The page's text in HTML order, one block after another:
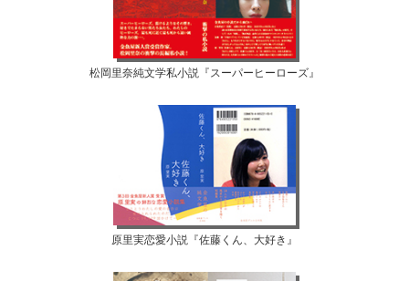
松岡里奈純文学私小説『スーパーヒーローズ』
原里実恋愛小説『佐藤くん、大好き』